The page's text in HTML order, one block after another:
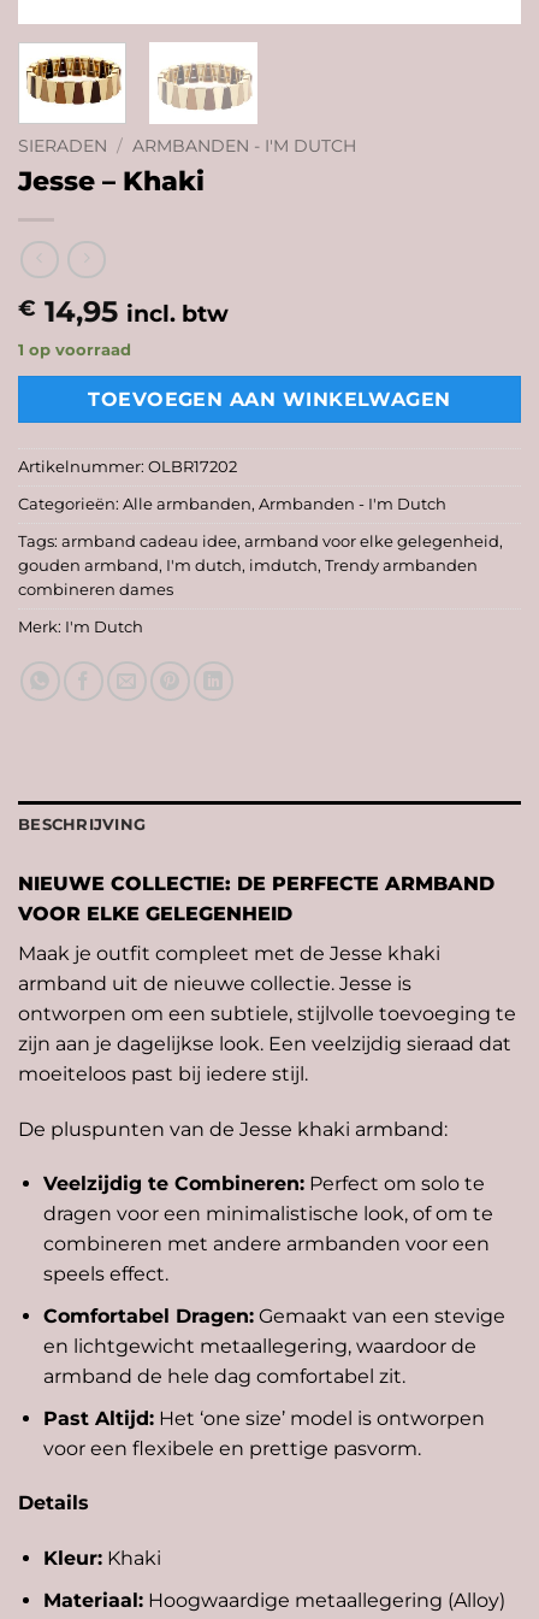
SIERADEN / ARMBANDEN - I'M DUTCH
Jesse – Khaki
€ 14,95 incl. btw
1 op voorraad
TOEVOEGEN AAN WINKELWAGEN
Artikelnummer: OLBR17202
Categorieën: Alle armbanden, Armbanden - I'm Dutch
Tags: armband cadeau idee, armband voor elke gelegenheid,
gouden armband, I'm dutch, imdutch, Trendy armbanden
combineren dames
Merk: I'm Dutch
BESCHRIJVING
NIEUWE COLLECTIE: DE PERFECTE ARMBAND
VOOR ELKE GELEGENHEID
Maak je outfit compleet met de Jesse khaki
armband uit de nieuwe collectie. Jesse is
ontworpen om een subtiele, stijlvolle toevoeging te
zijn aan je dagelijkse look. Een veelzijdig sieraad dat
moeiteloos past bij iedere stijl.
De pluspunten van de Jesse khaki armband:
Veelzijdig te Combineren:Perfect om solo te
dragen voor een minimalistische look, of om te
combineren met andere armbanden voor een
speels effect.
Comfortabel Dragen:Gemaakt van een stevige
en lichtgewicht metaallegering, waardoor de
armband de hele dag comfortabel zit.
Past Altijd:Het ‘one size’ model is ontworpen
voor een flexibele en prettige pasvorm.
Details
Kleur:Khaki
Materiaal:Hoogwaardige metaallegering (Alloy)